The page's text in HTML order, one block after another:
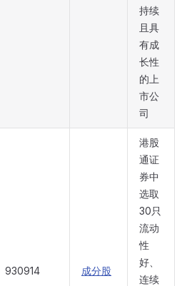
持续
且具
有成
长性
的上
市公
司
930914 成分股
港股
通证
券中
选取
30只
流动
性
好、
连续